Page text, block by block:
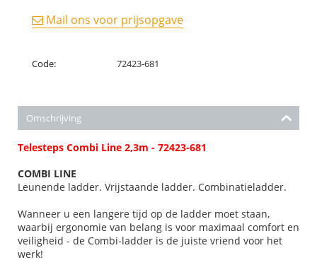
Mail ons voor prijsopgave
Code: 72423-681
Omschrijving
Telesteps Combi Line 2,3m - 72423-681
COMBI LINE
Leunende ladder. Vrijstaande ladder. Combinatieladder.
Wanneer u een langere tijd op de ladder moet staan,
waarbij ergonomie van belang is voor maximaal comfort en
veiligheid - de Combi-ladder is de juiste vriend voor het
werk!